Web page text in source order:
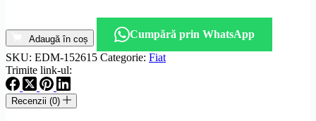
Cric
original
Fiat
Punto
cod
502C2602
Adaugă în coș
Cumpără prin WhatsApp
SKU: EDM-152615 Categorie: Fiat
Trimite link-ul:
Recenzii (0)